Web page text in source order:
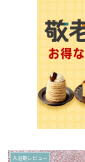
入浴剤レビュー